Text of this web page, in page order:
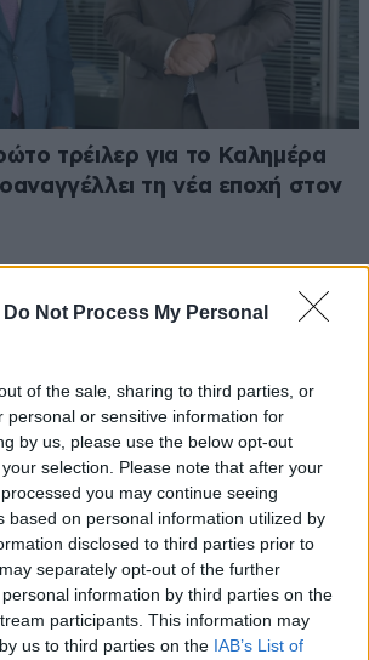
Do Not Process My Personal
of the sale, sharing to third parties, or
personal or sensitive information for
by us, please use the below opt-out
selection. Please note that after your
you may continue seeing
based on personal information utilized by
disclosed to third parties prior to
separately opt-out of the further
information by third parties on the
participants. This information may
us to third parties on the IAB’s List of
τρέιλερ για το Καλημέρα
τη νέα εποχή στον
πρώτοι όλες τις ειδήσεις